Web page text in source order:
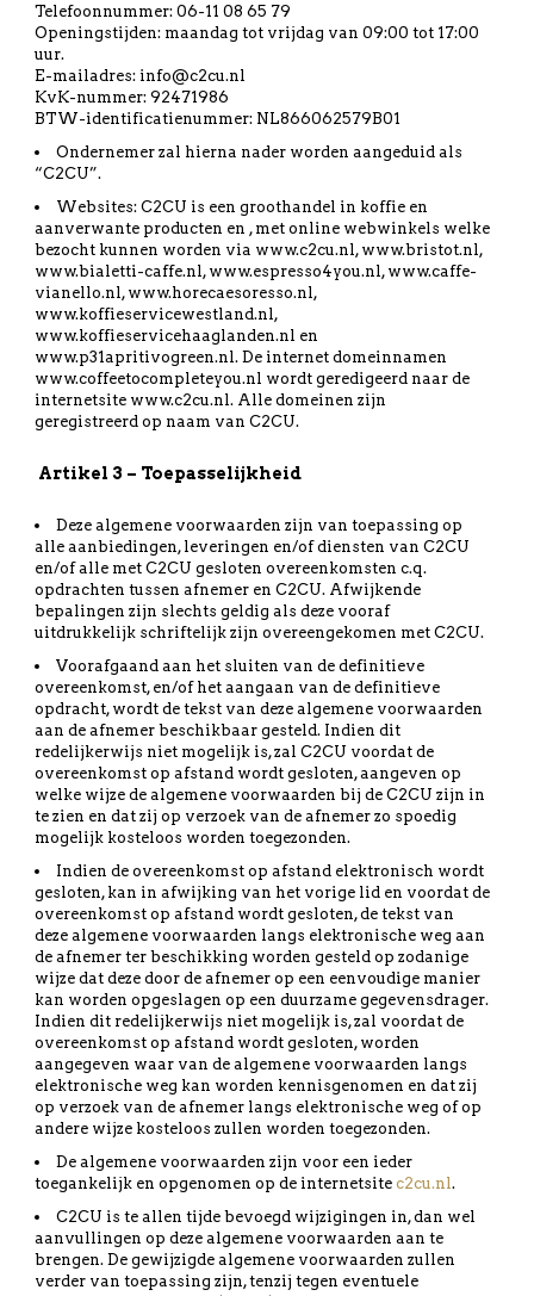
Telefoonnummer: 06-11 08 65 79
Openingstijden: maandag tot vrijdag van 09:00 tot 17:00
uur.
E-mailadres: info@c2cu.nl
KvK-nummer: 92471986
BTW-identificatienummer: NL866062579B01
Ondernemer zal hierna nader worden aangeduid als
“C2CU”.
Websites: C2CU is een groothandel in koffie en
aanverwante producten en , met online webwinkels welke
bezocht kunnen worden via www.c2cu.nl, www.bristot.nl,
www.bialetti-caffe.nl, www.espresso4you.nl, www.caffe-
vianello.nl, www.horecaesoresso.nl,
www.koffieservicewestland.nl,
www.koffieservicehaaglanden.nl en
www.p31apritivogreen.nl. De internet domeinnamen
www.coffeetocompleteyou.nl wordt geredigeerd naar de
internetsite www.c2cu.nl. Alle domeinen zijn
geregistreerd op naam van C2CU.
Artikel 3 – Toepasselijkheid
Deze algemene voorwaarden zijn van toepassing op
alle aanbiedingen, leveringen en/of diensten van C2CU
en/of alle met C2CU gesloten overeenkomsten c.q.
opdrachten tussen afnemer en C2CU. Afwijkende
bepalingen zijn slechts geldig als deze vooraf
uitdrukkelijk schriftelijk zijn overeengekomen met C2CU.
Voorafgaand aan het sluiten van de definitieve
overeenkomst, en/of het aangaan van de definitieve
opdracht, wordt de tekst van deze algemene voorwaarden
aan de afnemer beschikbaar gesteld. Indien dit
redelijkerwijs niet mogelijk is, zal C2CU voordat de
overeenkomst op afstand wordt gesloten, aangeven op
welke wijze de algemene voorwaarden bij de C2CU zijn in
te zien en dat zij op verzoek van de afnemer zo spoedig
mogelijk kosteloos worden toegezonden.
Indien de overeenkomst op afstand elektronisch wordt
gesloten, kan in afwijking van het vorige lid en voordat de
overeenkomst op afstand wordt gesloten, de tekst van
deze algemene voorwaarden langs elektronische weg aan
de afnemer ter beschikking worden gesteld op zodanige
wijze dat deze door de afnemer op een eenvoudige manier
kan worden opgeslagen op een duurzame gegevensdrager.
Indien dit redelijkerwijs niet mogelijk is, zal voordat de
overeenkomst op afstand wordt gesloten, worden
aangegeven waar van de algemene voorwaarden langs
elektronische weg kan worden kennisgenomen en dat zij
op verzoek van de afnemer langs elektronische weg of op
andere wijze kosteloos zullen worden toegezonden.
De algemene voorwaarden zijn voor een ieder
toegankelijk en opgenomen op de internetsite c2cu.nl.
C2CU is te allen tijde bevoegd wijzigingen in, dan wel
aanvullingen op deze algemene voorwaarden aan te
brengen. De gewijzigde algemene voorwaarden zullen
verder van toepassing zijn, tenzij tegen eventuele